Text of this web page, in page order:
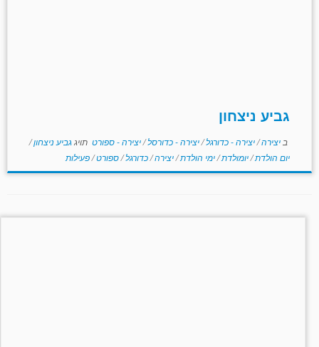
גביע ניצחון
ב יצירה/יצירה - כדורגל/יצירה - כדורסל/יצירה - ספורט תויגגביע ניצחון/
יום הולדת/יומולדת/ימי הולדת/יצירה/כדורגל/ספורט/פעילות